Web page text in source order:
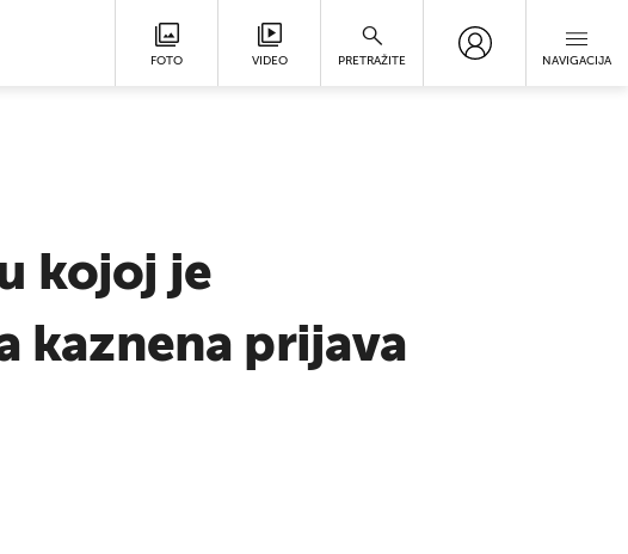
FOTO VIDEO PRETRAŽITE NAVIGACIJA
kojoj je
kaznena prijava